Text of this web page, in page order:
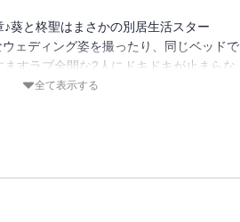
葵と柊聖はまさかの別居生活スター
ェディング姿を撮ったり、同じベッドで
ますラブ全開な2人にドキドキが止まらな
聖の兄・草樹はそんな2人に思うところ
全て表示する